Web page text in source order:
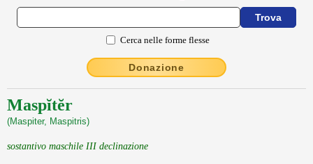
Cerca nelle forme flesse
Donazione
Maspĭtĕr
(Maspiter, Maspitris)
sostantivo maschile III declinazione